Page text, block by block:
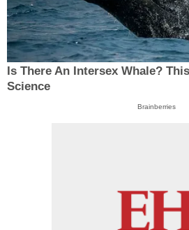
Is There An Intersex Whale?
Science
Brainberries